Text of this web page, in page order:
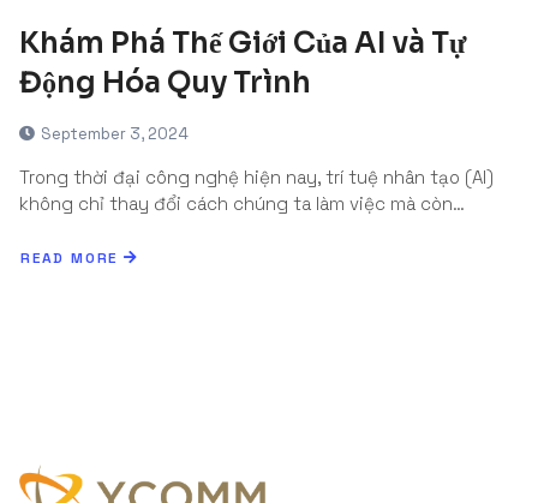
Khám Phá Thế Giới Của AI và Tự
Động Hóa Quy Trình
September 3, 2024
Trong thời đại công nghệ hiện nay, trí tuệ nhân tạo (AI)
không chỉ thay đổi cách chúng ta làm việc mà còn…
READ MORE